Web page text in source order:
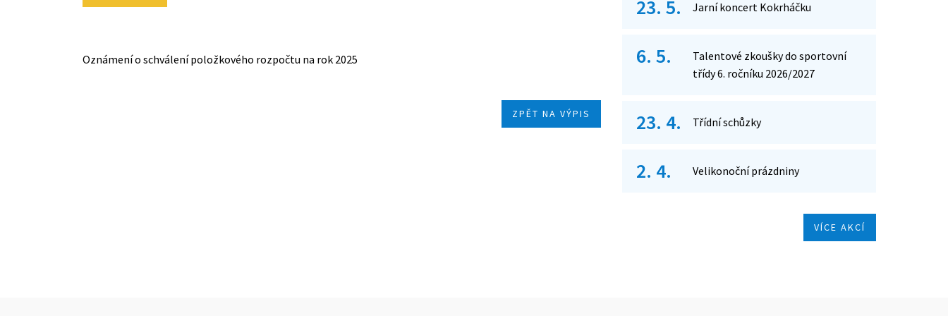
Oznámení o schválení položkového rozpočtu na rok 2025
ZPĚT NA VÝPIS
23. 5. Jarní koncert Kokrháčku
6. 5.
Talentové zkoušky do sportovní
třídy 6. ročníku 2026/2027
23. 4. Třídní schůzky
2. 4. Velikonoční prázdniny
VÍCE AKCÍ